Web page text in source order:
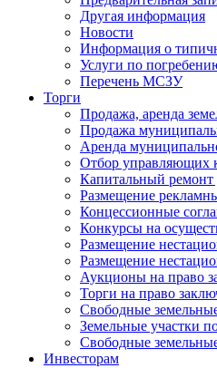
Другая информация
Новости
Информация о
Услуги по
Перечень МСЗУ
Торги
Продажа, аренда
Продажа
Аренда
Отбор управляющих
Капитальный ремонт
Размещение
Концессионные
Конкурсы на
Размещение
Размещение
Аукционы на право
Торги на право
Свободные
Земельные участки
Свободные
Инвесторам